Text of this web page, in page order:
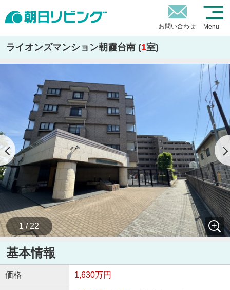
お問い合わせ Menu
ライオンズマンション朝霞台南 (1室)
1 / 22
基本情報
価格 1,630万円